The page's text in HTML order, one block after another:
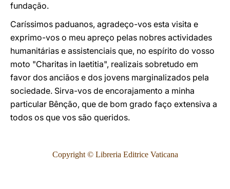
fundação.
Caríssimos paduanos, agradeço-vos esta visita e
exprimo-vos o meu apreço pelas nobres actividades
humanitárias e assistenciais que, no espírito do vosso
moto "Charitas in Iaetitia", realizais sobretudo em
favor dos anciãos e dos jovens marginalizados pela
sociedade. Sirva-vos de encorajamento a minha
particular Bênção, que de bom grado faço extensiva a
todos os que vos são queridos.
Copyright © Libreria Editrice Vaticana